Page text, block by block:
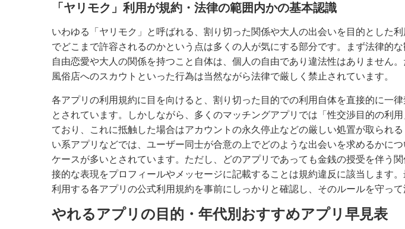
「ヤリモク」利用が規約・法律の範囲内かの基本認識
いわゆる「ヤリモク」と呼ばれる、割り切った関係や大人の出会いを目的とした
でどこまで許容されるのかという点は多くの人が気にする部分です。まず法律的
自由恋愛や大人の関係を持つこと自体は、個人の自由であり違法性はありません
風俗店へのスカウトといった行為は当然ながら法律で厳しく禁止されています。
各アプリの利用規約に目を向けると、割り切った目的での利用自体を直接的に一
とされています。しかしながら、多くのマッチングアプリでは「性交渉目的の利
ており、これに抵触した場合はアカウントの永久停止などの厳しい処置が取られ
い系アプリなどでは、ユーザー同士が合意の上でどのような出会いを求めるかに
ケースが多いとされています。ただし、どのアプリであっても金銭の授受を伴う
接的な表現をプロフィールやメッセージに記載することは規約違反に該当します
利用する各アプリの公式利用規約を事前にしっかりと確認し、そのルールを守って
やれるアプリの目的・年代別おすすめアプリ早見表